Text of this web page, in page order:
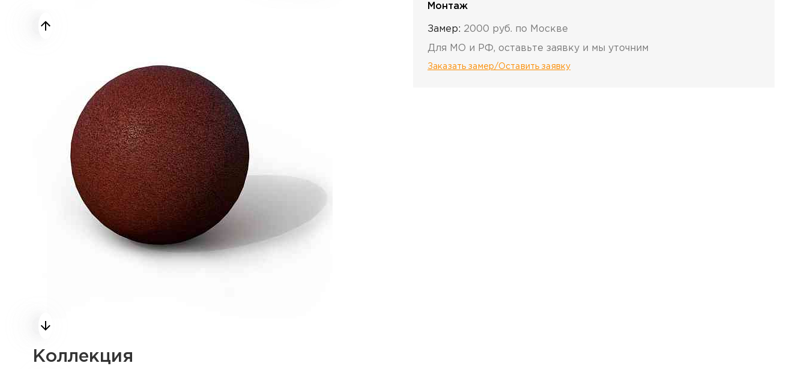
Коллекция
Монтаж
Замер: 2000 руб. по Москве
Для МО и РФ, оставьте заявку и мы уточним
Заказать замер/Оставить заявку